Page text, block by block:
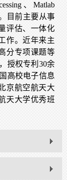
、Matlab
目前主要从事
评估、一体化
作。近年来主
分专项课题等
授权专利30余
高校电子信息
京航空航天大
天大学优秀班